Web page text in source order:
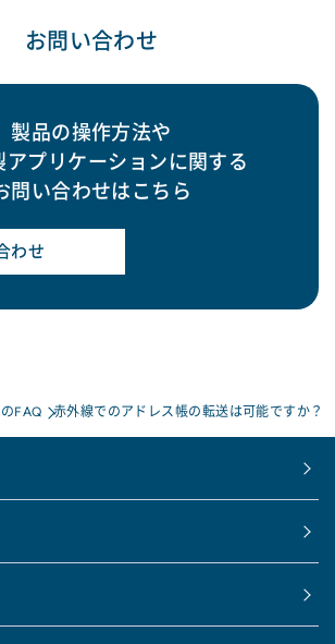
お問い合わせ
製品の操作方法や
アプリケーションに関する
問い合わせはこちら
わせ
FAQ 赤外線でのアドレス帳の転送は可能ですか？